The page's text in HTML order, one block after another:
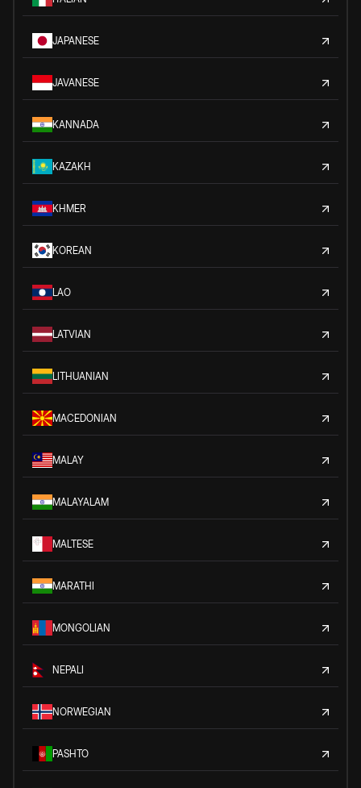
JAPANESE
JAVANESE
KANNADA
KAZAKH
KHMER
KOREAN
LAO
LATVIAN
LITHUANIAN
MACEDONIAN
MALAY
MALAYALAM
MALTESE
MARATHI
MONGOLIAN
NEPALI
NORWEGIAN
PASHTO